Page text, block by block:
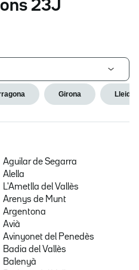
23J
Girona Lleida
Aguilar de Segarra
Alella
L'Ametlla del Vallès
Arenys de Munt
Argentona
Avià
Avinyonet del Penedès
Badia del Vallès
Balenyà